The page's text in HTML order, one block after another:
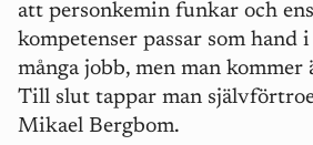
att personkemin funkar och
kompetenser passar som hand
många jobb, men man kommer
Till slut tappar man
Mikael Bergbom.